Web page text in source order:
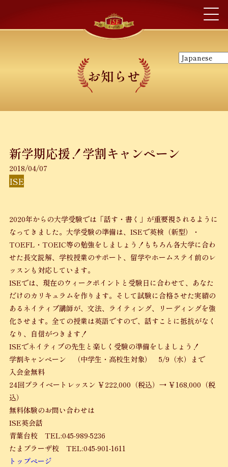
お知らせ
新学期応援！学割キャンペーン
2018/04/07
ISE
2020年からの大学受験では「話す・書く」が重要視されるように
なってきました。大学受験の準備は、ISEで英検（新型）・
TOEFL・TOEIC等の勉強をしましょう！もちろん各大学に合わ
せた長文読解、学校授業のサポート、留学やホームステイ前のレ
ッスンも対応しています。
ISEでは、現在のウィークポイントと受験日に合わせて、あなた
だけのカリキュラムを作ります。そして試験に合格させた実績の
あるネイティブ講師が、文法、ライティング、リーディングを強
化させます。全ての授業は英語ですので、話すことに抵抗がなく
なり、自信がつきます！
ISEでネイティブの先生と楽しく受験の準備をしましょう！
学割キャンペーン （中学生・高校生対象） 5/9（水）まで
入会金無料
24回プライベートレッスン ￥222,000（税込）→ ￥168,000（税
込）
無料体験のお問い合わせは
ISE英会話
青葉台校 TEL:045-989-5236
たまプラーザ校 TEL:045-901-1611
トップページ